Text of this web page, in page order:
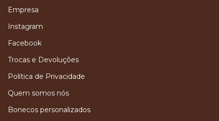
Empresa
Instagram
Facebook
Trocas e Devoluções
Política de Privacidade
Quem somos nós
Bonecos personalizados